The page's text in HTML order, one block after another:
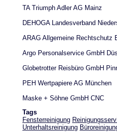
TA Triumph Adler AG Mainz
DEHOGA Landesverband
ARAG Allgemeine Rechtschutz
Argo Personalservice GmbH
Globetrotter Reisbüro GmbH
PEH Wertpapiere AG München
Maske + Söhne GmbH CNC
Tags
Fensterreinigung
Unterhaltsreinigung